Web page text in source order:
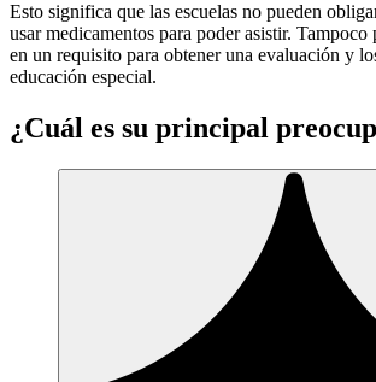
Esto significa que las escuelas no pueden
usar medicamentos para poder asistir.
en un requisito para obtener una evaluación y
educación especial.
¿Cuál es su principal